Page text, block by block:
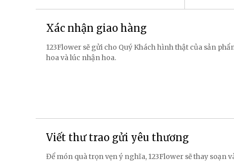
Xác nhận giao hàng
123Flower sẽ gửi cho Quý Khách hình thật của sản
hoa và lúc nhận hoa.
Viết thư trao gửi yêu thương
Để món quà trọn vẹn ý nghĩa, 123Flower sẽ thay soạn